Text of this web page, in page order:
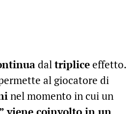
daltripliceeffetto.
al giocatore di
nel momento in cui un